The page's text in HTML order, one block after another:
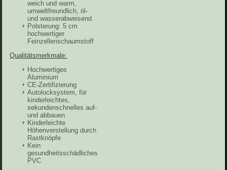
weich und warm,
umweltfreundlich, öl-
und wasserabweisend
Polsterung: 5 cm
hochwertiger
Feinzellenschaumstoff
Qualitätsmerkmale:
Hochwertiges
Aluminium
CE-Zertifizierung
Autolocksystem, für
kinderleichtes,
sekundenschnelles auf-
und abbauen
Kinderleichte
Höhenverstellung durch
Rastknöpfe
Kein
gesundheitsschädliches
PVC